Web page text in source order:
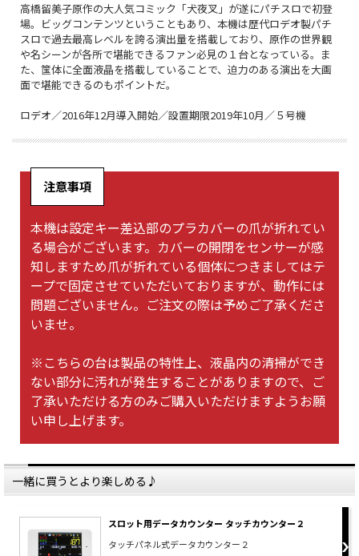
高橋留美子原作の大人気コミック「犬夜叉」が遂にパチスロで初登
場。ビッグコンテンツということもあり、本機は歴代ロデオ製パチ
スロで過去最高レベルを誇る演出量を搭載しており、原作の世界観
や名シーンが各所で堪能できるファン必見の１台となっている。ま
た、筺体に全面液晶を搭載していることで、迫力のある演出を大画
面で堪能できるのもポイントだ。
ロデオ／2016年12月導入開始／設置期限2019年10月／５号機
注意事項
本機は設定キー差込部のプラカバーの爪が折れてい
る場合がございます。カバーの開閉をセンサーが感
知しますため爪が折れている個体につきましてはテ
ープで固定させていただいておりますが、動作には
問題ございません。ご注文の際は予めご了承くださ
いませ。
※こちらの台は製品の特性上、液晶内の清掃ができ
ない部分に汚れが発生することがありますので、ご
了承いただける方のみご購入いただけますようお願
い申し上げます。
一緒に買うとより楽しめる♪
スロット用データカウンター タッチカウンター２
タッチパネル式データカウンター２